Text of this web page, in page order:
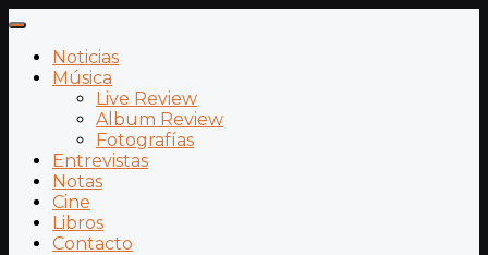
Noticias
Música
Live Review
Album Review
Fotografías
Entrevistas
Notas
Cine
Libros
Contacto